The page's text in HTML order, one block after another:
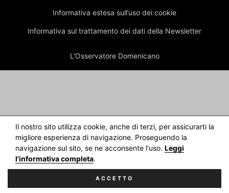
Il nostro sito utilizza cookie, anche di terzi, per assicurarti la
migliore esperienza di navigazione. Proseguendo la
navigazione sul sito, se ne acconsente l'uso. Leggi
l'informativa completa.
ACCETTO
Informativa estesa sull’uso dei cookie
Informativa sul trattamento dei dati della Newsletter
L'Osservatore Domenicano